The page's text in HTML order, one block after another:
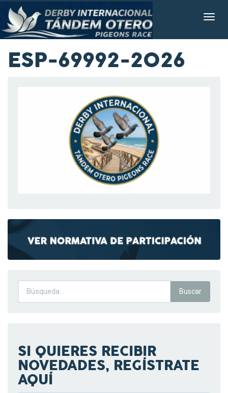
ESP-69992-2026
SI QUIERES RECIBIR
NOVEDADES, REGÍSTRATE
AQUÍ